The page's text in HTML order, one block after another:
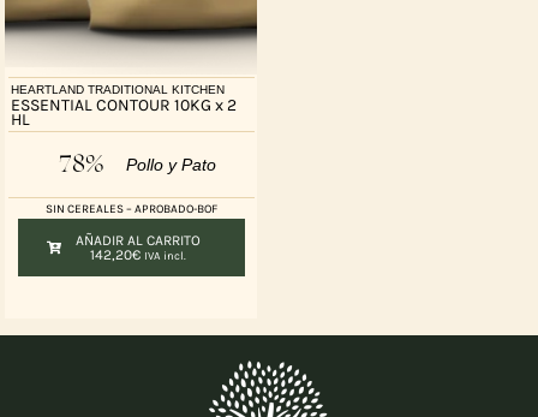
HEARTLAND TRADITIONAL KITCHEN
ESSENTIAL CONTOUR 10KG x 2
HL
78% Pollo y Pato
SIN CEREALES – APROBADO-BOF
AÑADIR AL CARRITO
142,20€ IVA incl.